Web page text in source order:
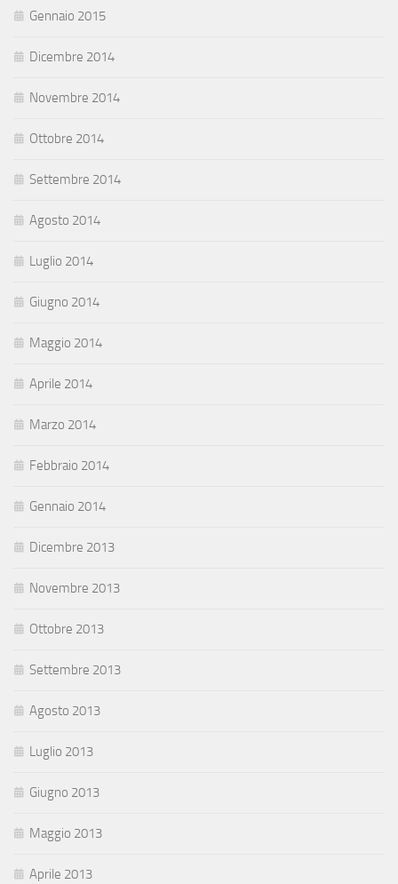
Gennaio 2015
Dicembre 2014
Novembre 2014
Ottobre 2014
Settembre 2014
Agosto 2014
Luglio 2014
Giugno 2014
Maggio 2014
Aprile 2014
Marzo 2014
Febbraio 2014
Gennaio 2014
Dicembre 2013
Novembre 2013
Ottobre 2013
Settembre 2013
Agosto 2013
Luglio 2013
Giugno 2013
Maggio 2013
Aprile 2013